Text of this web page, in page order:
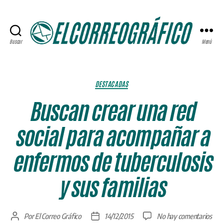
Buscar Menú
Categorías
DESTACADAS
Buscan crear una red
social para acompañar a
enfermos de tuberculosis
y sus familias
AutorPorEl Correo Gráfico
Fecha14/12/2015 No hay comentariosen